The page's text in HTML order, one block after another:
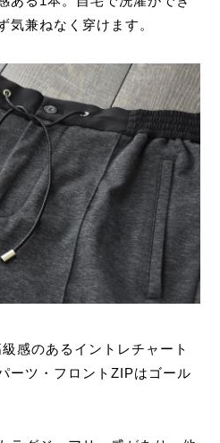
気兼ねなく穿けます。
感のあるイントレチャート
ーツ・フロントZIPはゴール